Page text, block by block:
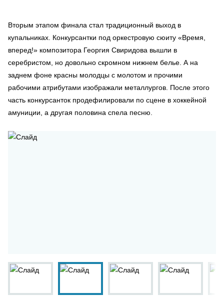
Вторым этапом финала стал традиционный выход в
купальниках. Конкурсантки под оркестровую сюиту «Время,
вперед!» композитора Георгия Свиридова вышли в
серебристом, но довольно скромном нижнем белье. А на
заднем фоне красны молодцы с молотом и прочими
рабочими атрибутами изображали металлургов. После этого
часть конкурсанток продефилировали по сцене в хоккейной
амуниции, а другая половина спела песню.